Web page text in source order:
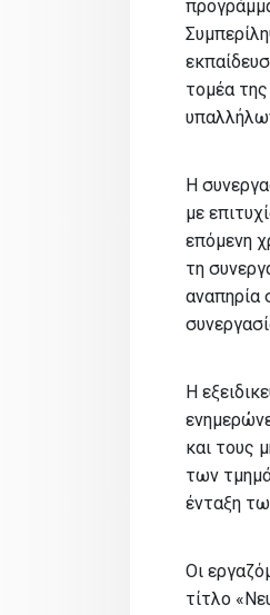
τομέα
Η
με
επόμενη
τη
αναπηρία
Η
και τους
των
ένταξη
Oι
τίτλο